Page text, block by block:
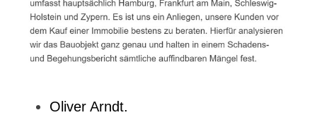
Oliver Arndt.